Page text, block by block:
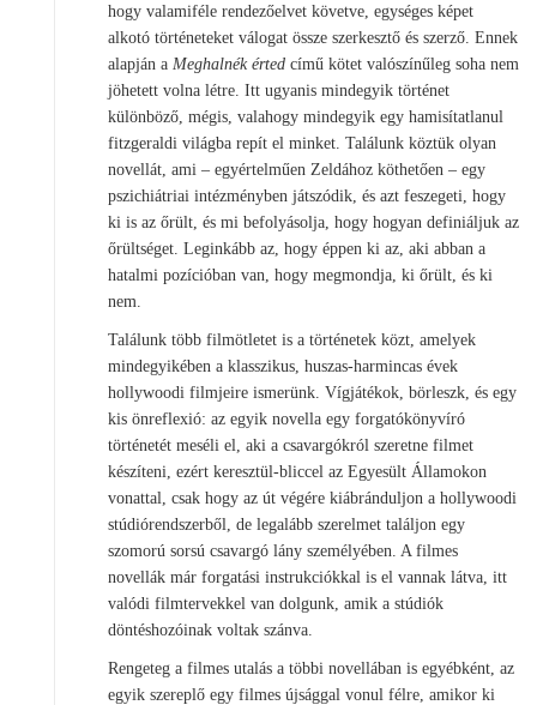
hogy valamiféle rendezőelvet követve, egységes képet
alkotó történeteket válogat össze szerkesztő és szerző. Ennek
alapján a Meghalnék érted című kötet valószínűleg soha nem
jöhetett volna létre. Itt ugyanis mindegyik történet
különböző, mégis, valahogy mindegyik egy hamisítatlanul
fitzgeraldi világba repít el minket. Találunk köztük olyan
novellát, ami – egyértelműen Zeldához köthetően – egy
pszichiátriai intézményben játszódik, és azt feszegeti, hogy
ki is az őrült, és mi befolyásolja, hogy hogyan definiáljuk az
őrültséget. Leginkább az, hogy éppen ki az, aki abban a
hatalmi pozícióban van, hogy megmondja, ki őrült, és ki
nem.
Találunk több filmötletet is a történetek közt, amelyek
mindegyikében a klasszikus, huszas-harmincas évek
hollywoodi filmjeire ismerünk. Vígjátékok, börleszk, és egy
kis önreflexió: az egyik novella egy forgatókönyvíró
történetét meséli el, aki a csavargókról szeretne filmet
készíteni, ezért keresztül-bliccel az Egyesült Államokon
vonattal, csak hogy az út végére kiábránduljon a hollywoodi
stúdiórendszerből, de legalább szerelmet találjon egy
szomorú sorsú csavargó lány személyében. A filmes
novellák már forgatási instrukciókkal is el vannak látva, itt
valódi filmtervekkel van dolgunk, amik a stúdiók
döntéshozóinak voltak szánva.
Rengeteg a filmes utalás a többi novellában is egyébként, az
egyik szereplő egy filmes újsággal vonul félre, amikor ki